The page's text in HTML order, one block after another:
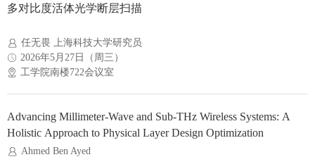
多对比度活体光学断层扫描
任无畏 上海科技大学研究员
2026年5月27日（周三）
工学院南楼722会议室
Advancing Millimeter-Wave and Sub-THz Wireless Systems: A
Holistic Approach to Physical Layer Design Optimization
Ahmed Ben Ayed